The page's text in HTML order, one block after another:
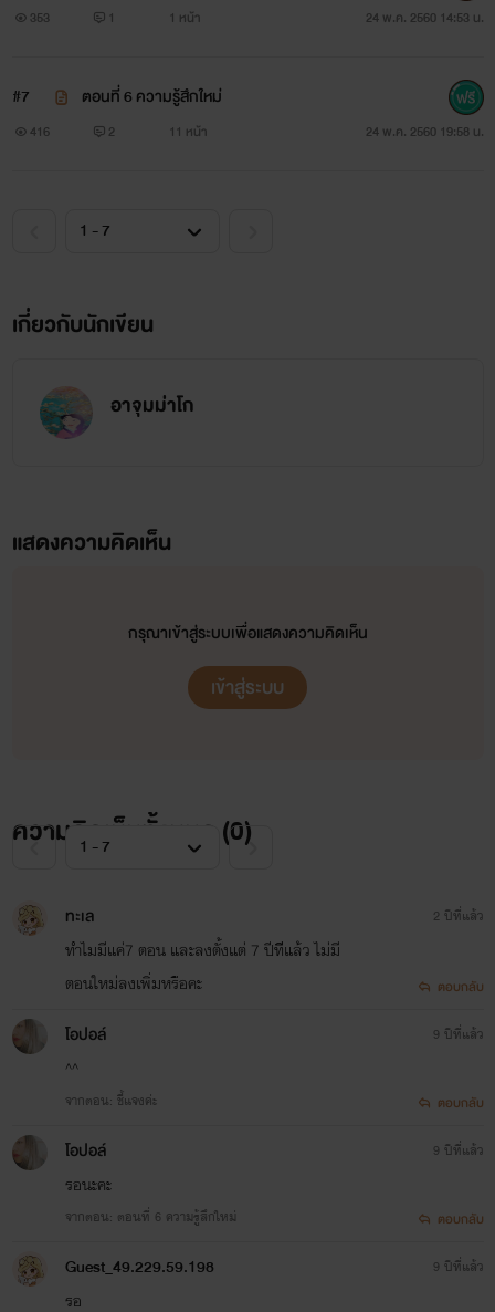
เอวา อายุ 22 ปี สาวสวยที่มีความมั่นใจในตัวเองพึ่งผ่านการ
รณ์ใหม่ๆที่ไม่ได้อยู่ในรั้วมหาลัยบวกกับยังไม่รู้ใจตัวเองในเรื่อง
"ตั้งแต่ฉันเห็นเขาครั้งแรกเขาช่างดูน่าหลงไหลด้วยใบหน้าอัน
"คุณเป็นคนทำทั้งหมดนี่ คุณเป็นคนทำลายมันด้วยตัวของ
ประกอบนิยายเท่านั้น ขออนุญาติเจ้าของภาพด้วยนะคะ
แต่อย่างใด ฝากติดตามเรื่องราวอันเข้มข้นเรื่องนี้ในอ้อมอกอ้อม
ใจด้วยจ้า
นี่เป็นนิยายเรื่องแรกของไรท์ เข้ามาเป็นกำลังใจให้ไรท์ด้วยนะ
คะ
353 1 1 หน้า 24 พ.ค. 2560 14:53 น.
#7 ตอนที่ 6 ความรู้สึกใหม่
416 2 11 หน้า 24 พ.ค. 2560 19:58 น.
เกี่ยวกับนักเขียน
อาจุมม่าโก
แสดงความคิดเห็น
กรุณาเข้าสู่ระบบเพื่อแสดงความคิดเห็น
เข้าสู่ระบบ
ความคิดเห็นทั้งหมด (0)
ทะเล
ทำไมมีแค่7 ตอน และลงตั้งแต่ 7 ปีทีีแล้ว ไม่มี
ตอนใหม่ลงเพิ่มหรือคะ
2 ปีที่แล้ว
ตอบกลับ
โอปอล์
^^
จากตอน: ชี้แจงค่ะ
9 ปีที่แล้ว
ตอบกลับ
โอปอล์
รอนะคะ
จากตอน: ตอนที่ 6 ความรู้สึกใหม่
9 ปีที่แล้ว
ตอบกลับ
Guest_49.229.59.198
รอ
9 ปีที่แล้ว